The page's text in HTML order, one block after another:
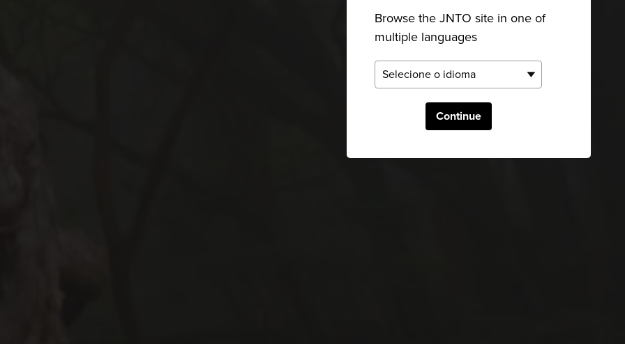
Browse the JNTO site in one of
multiple languages
Continue